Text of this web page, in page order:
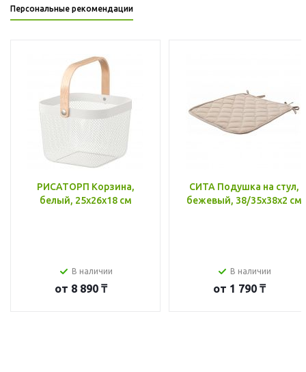
Персональные рекомендации
РИСАТОРП Корзина,
белый, 25x26x18 см
В наличии
от 8 890 ₸
СИТА Подушка на стул,
бежевый, 38/35x38x2 см
В наличии
от 1 790 ₸